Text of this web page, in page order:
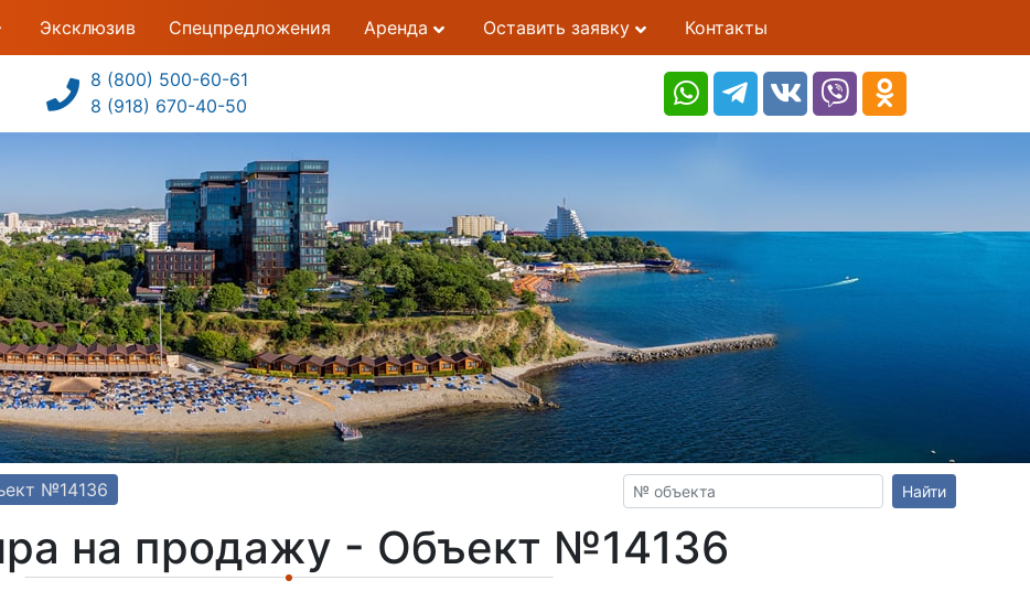
Эксклюзив Спецпредложения Аренда Оставить заявку Контакты
8 (800) 500-60-61
8 (918) 670-40-50
№14136 Найти
на продажу - Объект №14136